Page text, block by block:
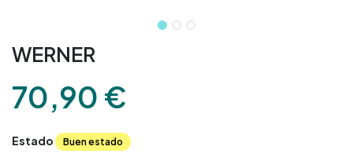
WERNER
70,90 €
Estado Buen estado